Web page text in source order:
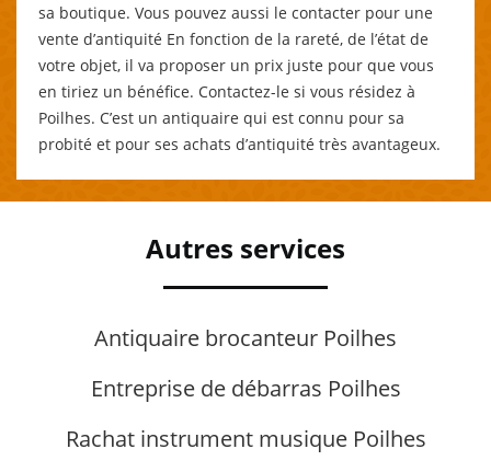
sa boutique. Vous pouvez aussi le contacter pour une
vente d’antiquité En fonction de la rareté, de l’état de
votre objet, il va proposer un prix juste pour que vous
en tiriez un bénéfice. Contactez-le si vous résidez à
Poilhes. C’est un antiquaire qui est connu pour sa
probité et pour ses achats d’antiquité très avantageux.
Autres services
Antiquaire brocanteur Poilhes
Entreprise de débarras Poilhes
Rachat instrument musique Poilhes